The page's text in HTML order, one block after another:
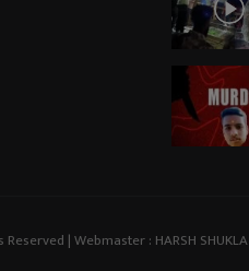
| Webmaster : HARSH SHUKLA